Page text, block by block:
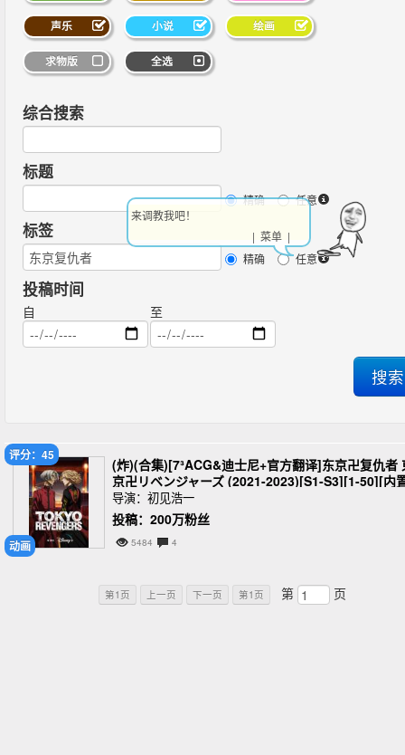
声乐 小说 绘画
求物版 全选
综合搜索
标题
精确 任意
标签
精确 任意
投稿时间
自 至
动画
评分：45
(炸)(合集)[7³ACG&迪士尼+官方翻译]东京卍复仇者
京卍リベンジャーズ (2021-2023)[S1-S3][1-50][内
简繁][1080P][MKV][40.8G]
导演：初见浩一
投稿：200万粉丝
5484 4
第1页 上一页 下一页 第1页 第 页
来调教我吧！
| 菜单 |